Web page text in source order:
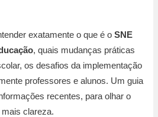
exatamente o que é oSNE
, quais mudanças práticas
os desafios da implementação
professores e alunos. Um guia
recentes, para olhar o
clareza.